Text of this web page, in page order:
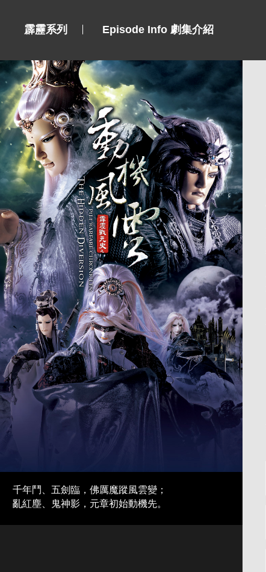
霹靂系列 Episode Info 劇集介紹
千年鬥、五劍臨，佛厲魔蹤風雲變；
亂紅塵、鬼神影，元章初始動機先。